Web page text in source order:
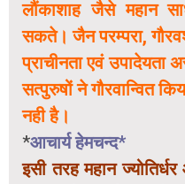
लौंकाशाह जैसे महान
सकते। जैन परम्परा,
प्राचीनता एवं उपादेयता
सत्पुरुषों ने गौरवान्वित
नही है।
*आचार्य हेमचन्द*
इसी तरह महान